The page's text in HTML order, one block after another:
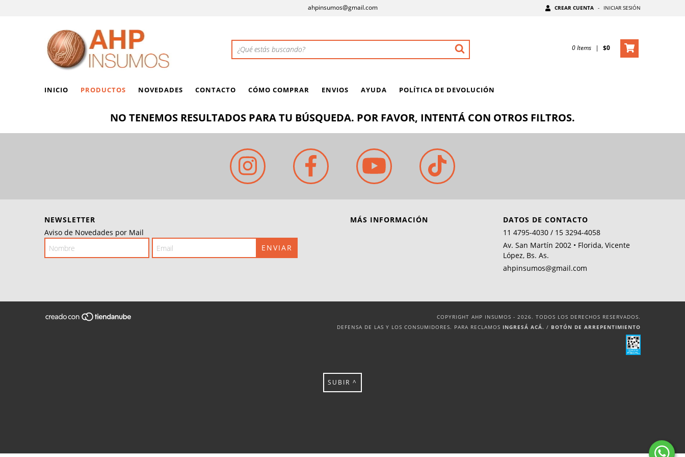
ahpinsumos@gmail.com CREAR CUENTA - INICIAR SESIÓN
0Items | $0
INICIO PRODUCTOS NOVEDADES CONTACTO CÓMO COMPRAR ENVIOS AYUDA POLÍTICA DE DEVOLUCIÓN
NO TENEMOS RESULTADOS PARA TU BÚSQUEDA. POR FAVOR, INTENTÁ CON OTROS FILTROS.
NEWSLETTER
Aviso de Novedades por Mail
MÁS INFORMACIÓN
DATOS DE CONTACTO
11 4795-4030 / 15 3294-4058
Av. San Martín 2002 • Florida, Vicente
López, Bs. As.
ahpinsumos@gmail.com
COPYRIGHT AHP INSUMOS - 2026. TODOS LOS DERECHOS RESERVADOS.
DEFENSA DE LAS Y LOS CONSUMIDORES. PARA RECLAMOS INGRESÁ ACÁ. / BOTÓN DE ARREPENTIMIENTO
SUBIR ^